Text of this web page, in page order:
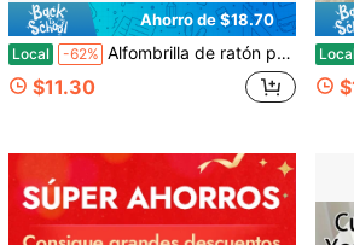
Ahorro de $18.70
Local -62% Alfombrilla de ratón personalizada para oficina y juegos, con base de goma gruesa y soporte. Tamaño del producto: 40 * 90 centímetros (16 * 36 pulgadas)
$11.30